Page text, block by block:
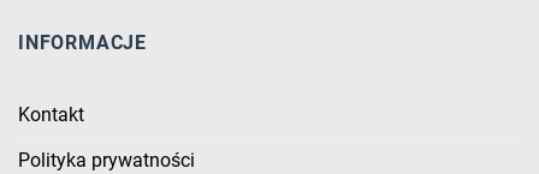
INFORMACJE
Kontakt
Polityka prywatności